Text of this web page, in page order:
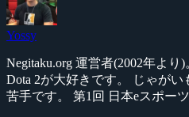
Yossy
Negitaku.org 運営者(2002年より)
Dota 2が大好きです。 じゃが
苦手です。 第1回 日本eスポー